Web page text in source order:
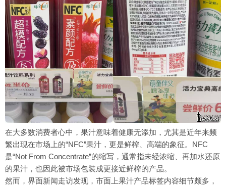
在大多数消费者心中，果汁意味着健康无添加，尤其是近年来频
繁出现在市场上的“NFC”果汁，更是鲜榨、高端的象征。NFC
是“Not From Concentrate”的缩写，通常指未经浓缩、再加水还原
的果汁，也因此被市场包装成更接近鲜榨的产品。
然而，界面新闻走访发现，市面上果汁产品标签内容细节颇多，